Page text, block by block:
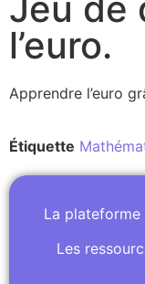
l’euro.
Apprendre l’euro
Étiquette
La
Les